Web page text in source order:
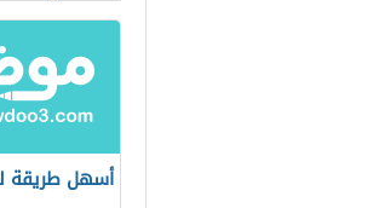
أسهل طريقة